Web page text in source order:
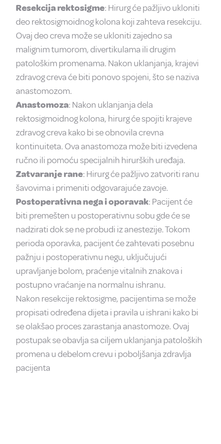
Resekcija rektosigme: Hirurg će pažljivo ukloniti
deo rektosigmoidnog kolona koji zahteva resekciju.
Ovaj deo creva može se ukloniti zajedno sa
malignim tumorom, divertikulama ili drugim
patološkim promenama. Nakon uklanjanja, krajevi
zdravog creva će biti ponovo spojeni, što se naziva
anastomozom.
Anastomoza: Nakon uklanjanja dela
rektosigmoidnog kolona, hirurg će spojiti krajeve
zdravog creva kako bi se obnovila crevna
kontinuiteta. Ova anastomoza može biti izvedena
ručno ili pomoću specijalnih hirurških uređaja.
Zatvaranje rane: Hirurg će pažljivo zatvoriti ranu
šavovima i primeniti odgovarajuće zavoje.
Postoperativna nega i oporavak: Pacijent će
biti premešten u postoperativnu sobu gde će se
nadzirati dok se ne probudi iz anestezije. Tokom
perioda oporavka, pacijent će zahtevati posebnu
pažnju i postoperativnu negu, uključujući
upravljanje bolom, praćenje vitalnih znakova i
postupno vraćanje na normalnu ishranu.
Nakon resekcije rektosigme, pacijentima se može
propisati određena dijeta i pravila u ishrani kako bi
se olakšao proces zarastanja anastomoze. Ovaj
postupak se obavlja sa ciljem uklanjanja patoloških
promena u debelom crevu i poboljšanja zdravlja
pacijenta